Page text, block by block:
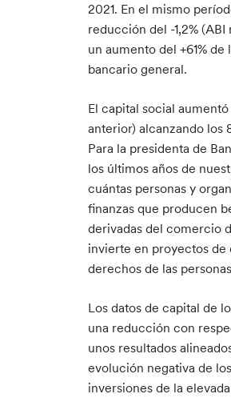
2021. En el mismo
reducción del -1,2%
un aumento del +61%
bancario general.
El capital social
anterior) alcanzando los
Para la presidenta de
los últimos años de
cuántas personas y
finanzas que producen
derivadas del comercio
invierte en proyectos
derechos de las
Los datos de capital de
una reducción con
unos resultados
evolución negativa de
inversiones de la